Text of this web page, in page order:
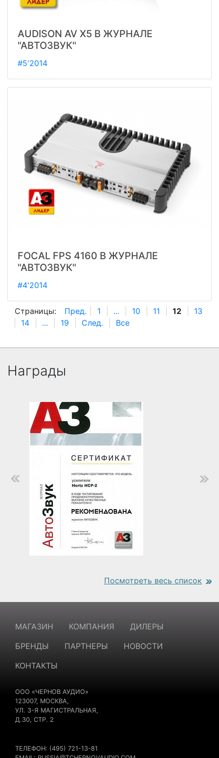
AUDISON AV X5 В ЖУРНАЛЕ
"АВТОЗВУК"
#5'2014
FOCAL FPS 4160 В ЖУРНАЛЕ
"АВТОЗВУК"
#4'2014
Страницы: Пред. 1 ... 10 11 12
13
14
... 19 След. Все
Награды
Посмотреть весь список
МАГАЗИН КОМПАНИЯ
ДИЛЕРЫ
БРЕНДЫ
ПАРТНЕРЫ
НОВОСТИ
КОНТАКТЫ
ООО «ЧЕРНОВ АУДИО»
123007, МОСКВА,
УЛ. 3-Я МАГИСТРАЛЬНАЯ,
Д.30, СТР. 2
ТЕЛЕФОН: (495) 721-13-81